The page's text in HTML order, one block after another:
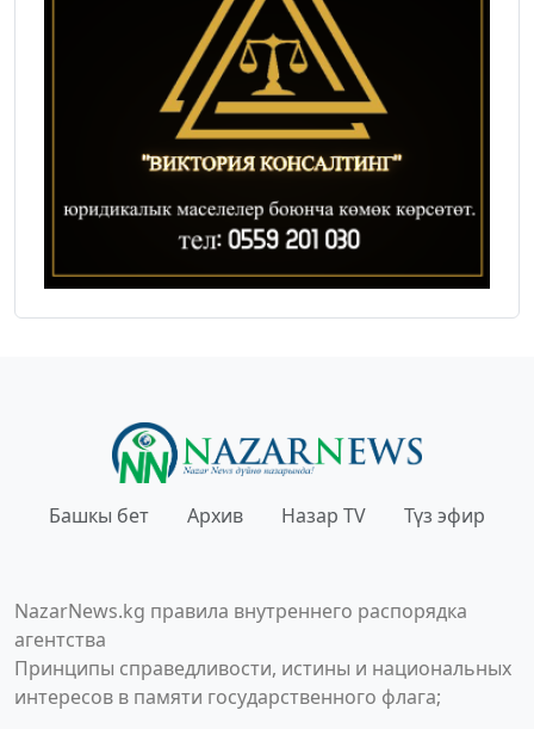
Башкы бет Архив Назар TV Түз эфир
NazarNews.kg правила внутреннего распорядка
агентства
Принципы справедливости, истины и национальных
интересов в памяти государственного флага;